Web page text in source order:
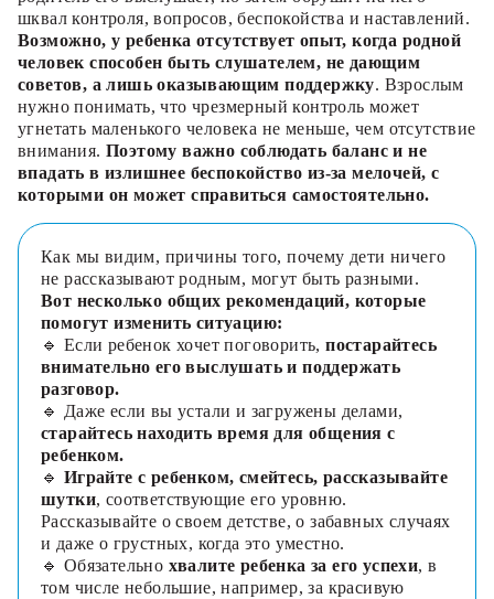
шквал контроля, вопросов, беспокойства и наставлений.
Возможно, у ребенка отсутствует опыт, когда родной
человек способен быть слушателем, не дающим
советов, а лишь оказывающим поддержку. Взрослым
нужно понимать, что чрезмерный контроль может
угнетать маленького человека не меньше, чем отсутствие
внимания.Поэтому важно соблюдать баланс и не
впадать в излишнее беспокойство из-за мелочей, с
которыми он может справиться самостоятельно.
Как мы видим, причины того, почему дети ничего
не рассказывают родным, могут быть разными.
Вот несколько общих рекомендаций, которые
помогут изменить ситуацию:
🔹 Если ребенок хочет поговорить,постарайтесь
внимательно его выслушать и поддержать
разговор.
🔹 Даже если вы устали и загружены делами,
старайтесь находить время для общения с
ребенком.
🔹 Играйте с ребенком, смейтесь, рассказывайте
шутки, соответствующие его уровню.
Рассказывайте о своем детстве, о забавных случаях
и даже о грустных, когда это уместно.
🔹 Обязательно хвалите ребенка за его успехи, в
том числе небольшие, например, за красивую